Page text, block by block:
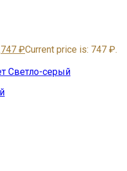
747 ₽Current price is: 747 ₽.